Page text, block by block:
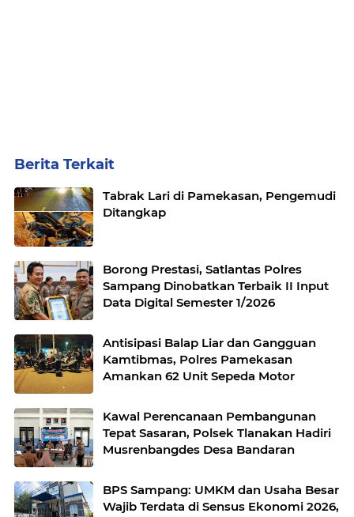
Berita Terkait
Tabrak Lari di Pamekasan, Pengemudi
Ditangkap
Borong Prestasi, Satlantas Polres
Sampang Dinobatkan Terbaik II Input
Data Digital Semester 1/2026
Antisipasi Balap Liar dan Gangguan
Kamtibmas, Polres Pamekasan
Amankan 62 Unit Sepeda Motor
Kawal Perencanaan Pembangunan
Tepat Sasaran, Polsek Tlanakan Hadiri
Musrenbangdes Desa Bandaran
BPS Sampang: UMKM dan Usaha Besar
Wajib Terdata di Sensus Ekonomi 2026,